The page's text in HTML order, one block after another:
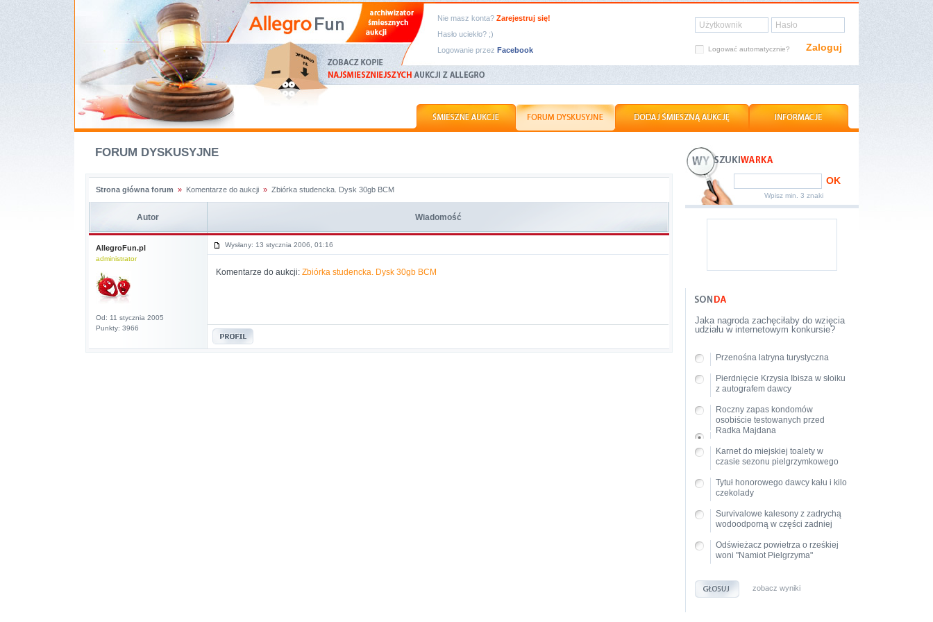
Nie masz konta? Zarejestruj się!
Hasło uciekło? ;)
Logowanie przez Facebook
Użytkownik Hasło
Logować automatycznie? Zaloguj
FORUM DYSKUSYJNE
Strona główna forum » Komentarze do aukcji » Zbiórka studencka. Dysk 30gb BCM
Autor Wiadomość
AllegroFun.pl
administrator
Od: 11 stycznia 2005
Punkty: 3966
Wysłany: 13 stycznia 2006, 01:16
Komentarze do aukcji: Zbiórka studencka. Dysk 30gb BCM
OK
Wpisz min. 3 znaki
Jaka nagroda zachęciłaby do wzięcia
udziału w internetowym konkursie?
Przenośna latryna turystyczna
Pierdnięcie Krzysia Ibisza w słoiku
z autografem dawcy
Roczny zapas kondomów
osobiście testowanych przed
Radka Majdana
Karnet do miejskiej toalety w
czasie sezonu pielgrzymkowego
Tytuł honorowego dawcy kału i kilo
czekolady
Survivalowe kalesony z zadrychą
wodoodporną w części zadniej
Odświeżacz powietrza o rześkiej
woni "Namiot Pielgrzyma"
zobacz wyniki